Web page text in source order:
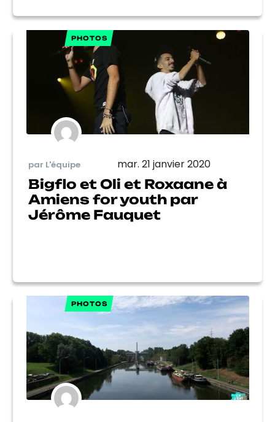
PHOTOS
par L'équipe mar. 21 janvier 2020
Bigflo et Oli et Roxaane à
Amiens for youth par
Jérôme Fauquet
PHOTOS